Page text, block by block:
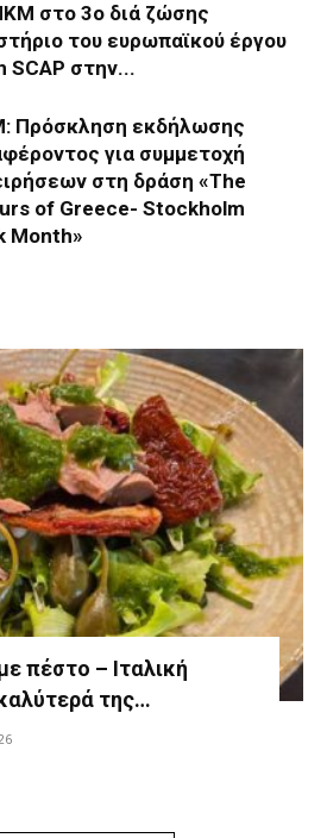
στο 3o διά ζώσης
του ευρωπαϊκού έργου
SCAP στην...
Πρόσκληση εκδήλωσης
για συμμετοχή
στη δράση «The
of Greece- Stockholm
Month»
πέστο – Ιταλική
της…